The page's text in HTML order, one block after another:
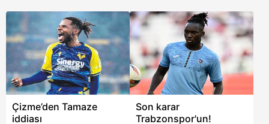
Çizme’den Tamaze
iddiası
Son karar
Trabzonspor'un!